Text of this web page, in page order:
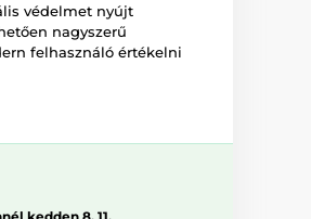
védelmet nyújt
nagyszerű
felhasználó értékelni